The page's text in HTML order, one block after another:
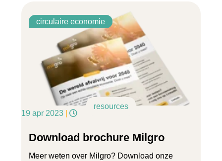
circulaire economie
resources
19 apr 2023
Download brochure Milgro
Meer weten over Milgro? Download onze